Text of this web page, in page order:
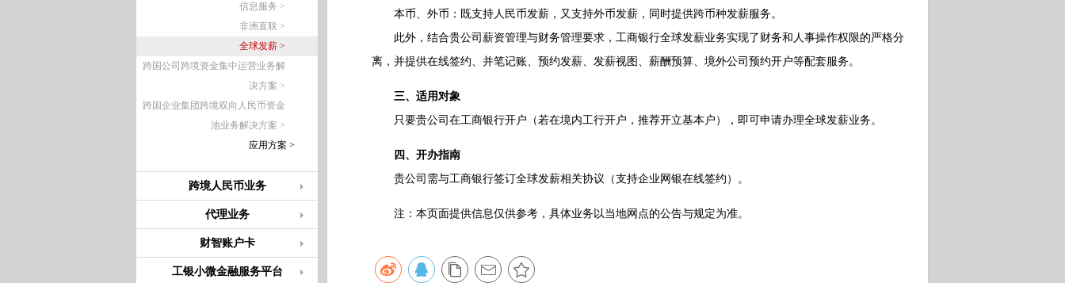
信息服务 >
非洲直联 >
全球发薪 >
跨国公司跨境资金集中运营业务解
决方案 >
跨国企业集团跨境双向人民币资金
池业务解决方案 >
应用方案 >
跨境人民币业务
代理业务
财智账户卡
工银小微金融服务平台
本币、外币：既支持人民币发薪，又支持外币发薪，同时提供跨币种发薪服务。
此外，结合贵公司薪资管理与财务管理要求，工商银行全球发薪业务实现了财务和人事操作权限的严格分
离，并提供在线签约、并笔记账、预约发薪、发薪视图、薪酬预算、境外公司预约开户等配套服务。
三、适用对象
只要贵公司在工商银行开户（若在境内工行开户，推荐开立基本户），即可申请办理全球发薪业务。
四、开办指南
贵公司需与工商银行签订全球发薪相关协议（支持企业网银在线签约）。
注：本页面提供信息仅供参考，具体业务以当地网点的公告与规定为准。